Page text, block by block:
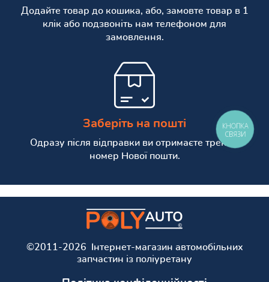
Додайте товар до кошика, або, замовте товар в 1
клік або подзвоніть нам телефоном для
замовлення.
Заберіть на пошті
Одразу після відправки ви отримаєте трекінг
номер Нової пошти.
©2011-2026 Інтернет-магазин автомобільних
запчастин із поліуретану
КНОПКА
СВЯЗИ